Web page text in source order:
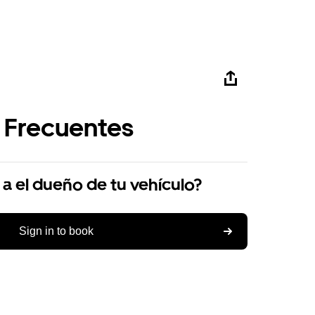
el dueño de tu vehículo?
Sign in to book